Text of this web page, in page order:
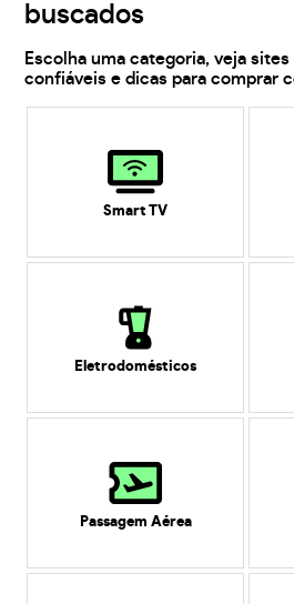
buscados
Escolha uma categoria, veja
confiáveis e dicas para comprar
Smart TV
Eletrodomésticos
Passagem Aérea